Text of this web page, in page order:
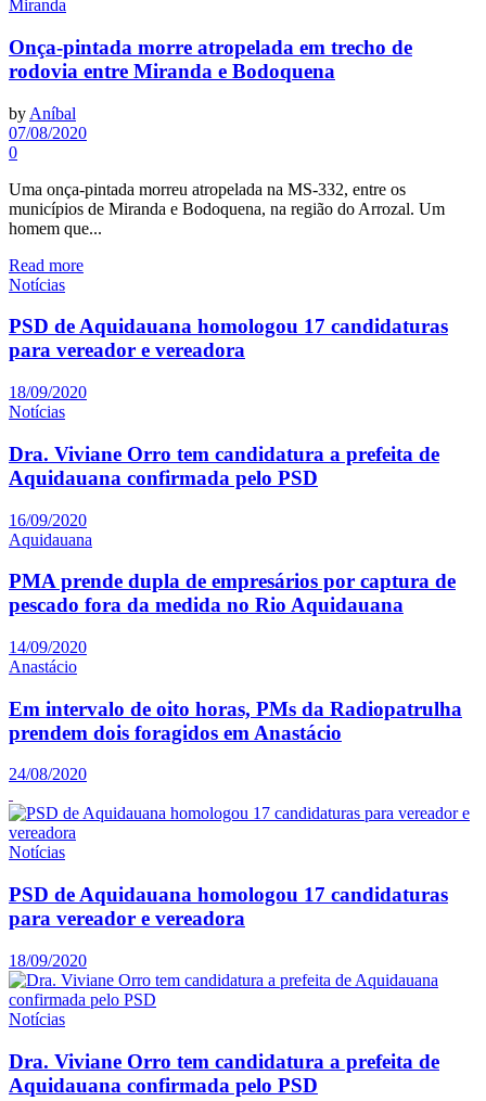
Miranda
Onça-pintada morre atropelada em trecho de
rodovia entre Miranda e Bodoquena
by Aníbal
07/08/2020
0
Uma onça-pintada morreu atropelada na MS-332, entre os
municípios de Miranda e Bodoquena, na região do Arrozal. Um
homem que...
Read more
Notícias
PSD de Aquidauana homologou 17 candidaturas
para vereador e vereadora
18/09/2020
Notícias
Dra. Viviane Orro tem candidatura a prefeita de
Aquidauana confirmada pelo PSD
16/09/2020
Aquidauana
PMA prende dupla de empresários por captura de
pescado fora da medida no Rio Aquidauana
14/09/2020
Anastácio
Em intervalo de oito horas, PMs da Radiopatrulha
prendem dois foragidos em Anastácio
24/08/2020
Notícias
PSD de Aquidauana homologou 17 candidaturas
para vereador e vereadora
18/09/2020
Notícias
Dra. Viviane Orro tem candidatura a prefeita de
Aquidauana confirmada pelo PSD